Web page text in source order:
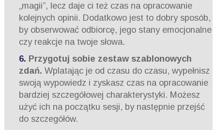
„magii”, lecz daje ci też czas na opracowanie
kolejnych opinii. Dodatkowo jest to dobry sposób,
by obserwować odbiorcę, jego stany emocjonalne
czy reakcje na twoje słowa.
Przygotuj sobie zestaw szablonowych
zdań. Wplatając je od czasu do czasu, wypełnisz
swoją wypowiedz i zyskasz czas na opracowanie
bardziej szczegółowej charakterystyki. Możesz
użyć ich na początku sesji, by następnie przejść
do szczegółów.